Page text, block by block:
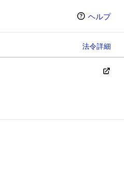
ヘルプ
法令詳細
変わります）